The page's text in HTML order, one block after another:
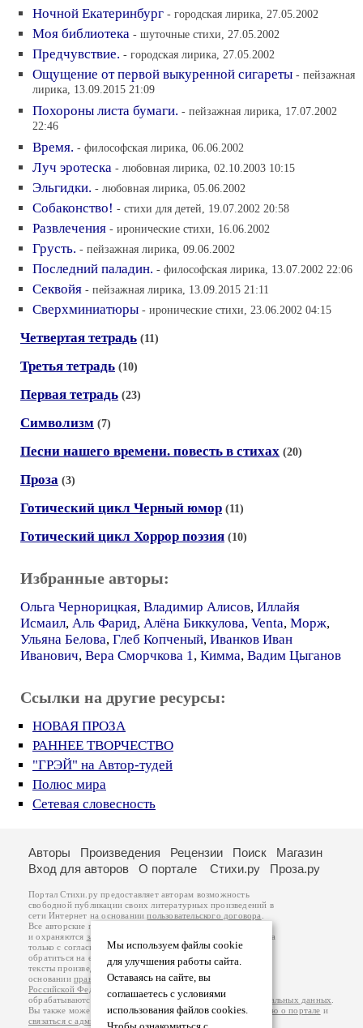
Ночной Екатеринбург - городская лирика, 27.05.2002
Моя библиотека - шуточные стихи, 27.05.2002
Предчувствие. - городская лирика, 27.05.2002
Ощущение от первой выкуренной сигареты - пейзажная
лирика, 13.09.2015 21:09
Похороны листа бумаги. - пейзажная лирика, 17.07.2002
22:46
Время. - философская лирика, 06.06.2002
Луч эротеска - любовная лирика, 02.10.2003 10:15
Эльгидки. - любовная лирика, 05.06.2002
Собаконство! - стихи для детей, 19.07.2002 20:58
Развлечения - иронические стихи, 16.06.2002
Грусть. - пейзажная лирика, 09.06.2002
Последний паладин. - философская лирика, 13.07.2002 22:06
Секвойя - пейзажная лирика, 13.09.2015 21:11
Сверхминиатюры - иронические стихи, 23.06.2002 04:15
Четвертая тетрадь (11)
Третья тетрадь (10)
Первая тетрадь (23)
Символизм (7)
Песни нашего времени. повесть в стихах (20)
Проза (3)
Готический цикл Черный юмор (11)
Готический цикл Хоррор поэзия (10)
Избранные авторы:
Ольга Чернорицкая, Владимир Алисов, Иллайя
Исмаил, Аль Фарид, Алёна Биккулова, Venta, Морж,
Ульяна Белова, Глеб Копченый, Иванков Иван
Иванович, Вера Сморчкова 1, Кимма, Вадим Цыганов
Ссылки на другие ресурсы:
НОВАЯ ПРОЗА
РАННЕЕ ТВОРЧЕСТВО
"ГРЭЙ" на Автор-тудей
Полюс мира
Сетевая словесность
Мы используем файлы cookie
для улучшения работы сайта.
Оставаясь на сайте, вы
соглашаетесь с условиями
использования файлов cookies.
Авторы Произведения Рецензии Поиск
Магазин
Вход для авторов
О портале Стихи.ру Проза.ру
Портал Стихи.ру предоставляет авторам возможность
свободной публикации своих литературных произведений в
сети Интернет на основаниипользовательского договора
Все авторские права на произведения принадлежат авторам
и охраняются законом
. Перепечатка произведений возможна
только с согласия его автора, к которому вы можете
обратиться на его авторской странице. Ответственность за
тексты произведений авторы несут самостоятельно на
основанииправил публикацииизаконодательства
Российской Федерации
обрабатываются на основанииПолитики обработки персональных данных
Вы также можете посмотреть более подробнуюинформацию о портале и
связаться с администрацией